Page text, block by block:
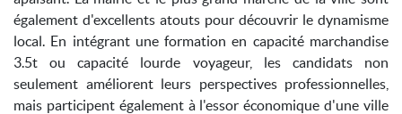
également d'excellents atouts pour découvrir le dynamisme
local. En intégrant une formation en capacité marchandise
3.5t ou capacité lourde voyageur, les candidats non
seulement améliorent leurs perspectives professionnelles,
mais participent également à l'essor économique d'une ville